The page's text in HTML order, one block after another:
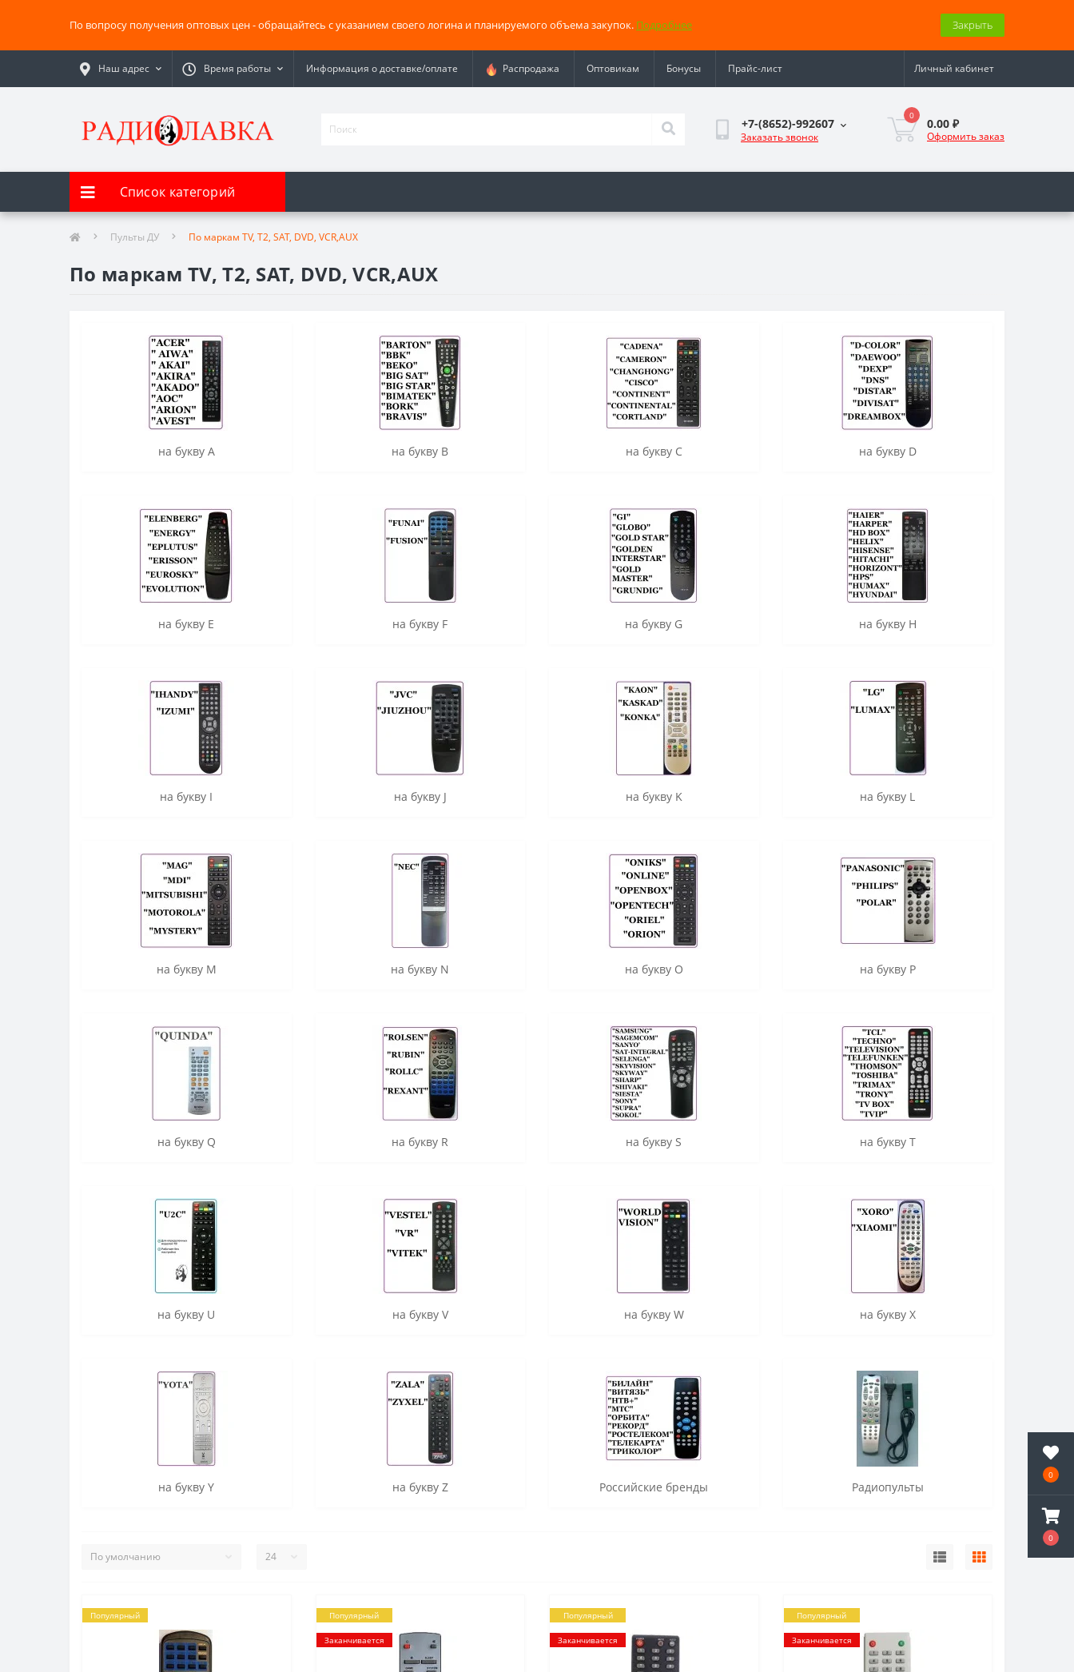
0
0
По вопросу получения оптовых цен - обращайтесь с указанием своего логина и планируемого объема закупок. Подробнее Закрыть
Наш адрес Время работы Информация о доставке/оплате Распродажа Оптовикам Бонусы Прайс-лист Личный кабинет
+7-(8652)-992607
Заказать звонок
0
0.00 ₽
Оформить заказ
Список категорий
Пульты ДУ По маркам TV, T2, SAT, DVD, VCR,AUX
По маркам TV, T2, SAT, DVD, VCR,AUX
на букву A на букву B на букву C на букву D
на букву E на букву F на букву G на букву H
на букву I на букву J на букву K на букву L
на букву M на букву N на букву O на букву P
на букву Q на букву R на букву S на букву T
на букву U на букву V на букву W на букву X
на букву Y на букву Z Российские бренды Радиопульты
Популярный Популярный
Заканчивается
Популярный
Заканчивается
Популярный
Заканчивается